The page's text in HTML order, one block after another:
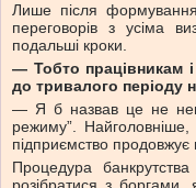
Лише після
переговорів з усіма
подальші кроки.
— Тобто працівникам
до тривалого періоду
— Я б назвав це не
режиму”.
підприємство
Процедура